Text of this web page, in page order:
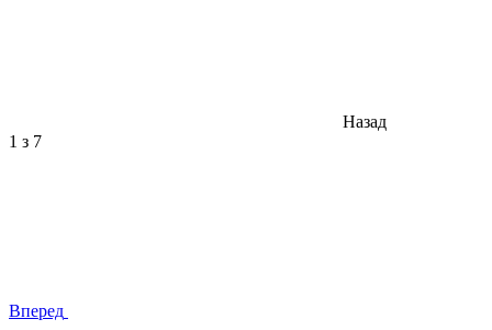
Назад
1 з 7
Вперед